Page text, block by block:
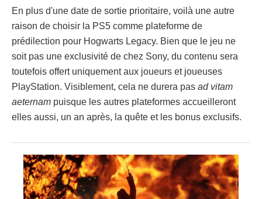
En plus d'une date de sortie prioritaire, voilà une autre
raison de choisir la PS5 comme plateforme de
prédilection pour Hogwarts Legacy. Bien que le jeu ne
soit pas une exclusivité de chez Sony, du contenu sera
toutefois offert uniquement aux joueurs et joueuses
PlayStation. Visiblement, cela ne durera pas ad vitam
aeternam puisque les autres plateformes accueilleront
elles aussi, un an après, la quête et les bonus exclusifs.